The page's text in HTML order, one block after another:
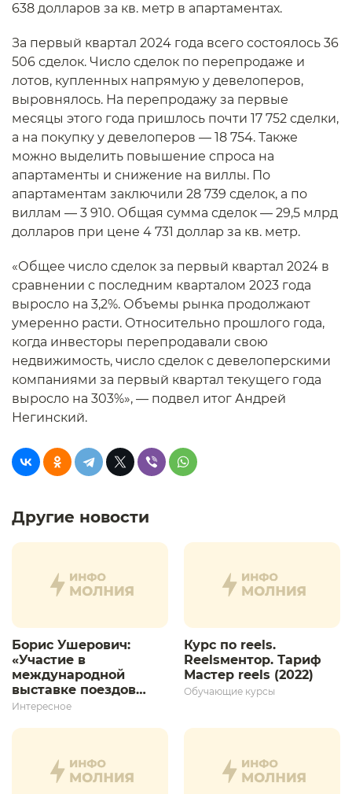
638 долларов за кв. метр в апартаментах.
За первый квартал 2024 года всего состоялось 36
506 сделок. Число сделок по перепродаже и
лотов, купленных напрямую у девелоперов,
выровнялось. На перепродажу за первые
месяцы этого года пришлось почти 17 752 сделки,
а на покупку у девелоперов — 18 754. Также
можно выделить повышение спроса на
апартаменты и снижение на виллы. По
апартаментам заключили 28 739 сделок, а по
виллам — 3 910. Общая сумма сделок — 29,5 млрд
долларов при цене 4 731 доллар за кв. метр.
«Общее число сделок за первый квартал 2024 в
сравнении с последним кварталом 2023 года
выросло на 3,2%. Объемы рынка продолжают
умеренно расти. Относительно прошлого года,
когда инвесторы перепродавали свою
недвижимость, число сделок с девелоперскими
компаниями за первый квартал текущего года
выросло на 303%», — подвел итог Андрей
Негинский.
Другие новости
Борис Ушерович:
«Участие в
международной
выставке поездов
дает толчок для
развития»
Интересное
Курс по reels.
Reelsментор. Тариф
Мастер reels (2022)
Обучающие курсы